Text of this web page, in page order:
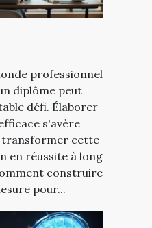
professionnel
diplôme peut
défi. Élaborer
s'avère
transformer cette
en réussite à long
construire
pour...